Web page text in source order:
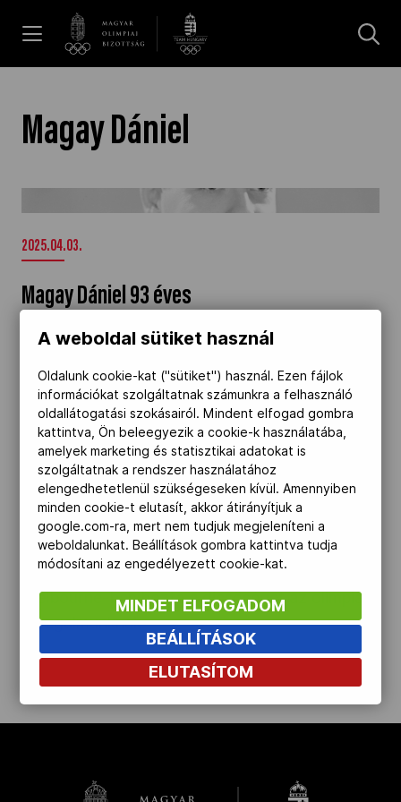
Dakar 2026
Los Angeles 2028
MOB
Kettőskarrier-program
NOB
Társszervezetek
OVEP
Magay Dániel
Magay Dániel 93 éves" />
2025.04.03.
Magay Dániel 93 éves
Kilencvenhárom éves Magay Dániel olimpiai és
92 éves Magay Dániel" />
2024.04.04.
92 éves Magay Dániel
Április 6-án ünnepli 92. születésnapját az
olimpiai és világbajnok kardvívó, Magay Dániel.
Melbourne-ben hozta a dicsőséget az olimpiai
mozgalmunknak.
A weboldal sütiket használ
Oldalunk cookie-kat ("sütiket") használ. Ezen fájlok
információkat szolgáltatnak számunkra a felhasználó
oldallátogatási szokásairól. Mindent elfogad gombra
kattintva, Ön beleegyezik a cookie-k használatába,
amelyek marketing és statisztikai adatokat is
szolgáltatnak a rendszer használatához
elengedhetetlenül szükségeseken kívül. Amennyiben
minden cookie-t elutasít, akkor átirányítjuk a
google.com-ra, mert nem tudjuk megjeleníteni a
weboldalunkat. Beállítások gombra kattintva tudja
módosítani az engedélyezett cookie-kat.
MINDET ELFOGADOM
BEÁLLÍTÁSOK
ELUTASÍTOM